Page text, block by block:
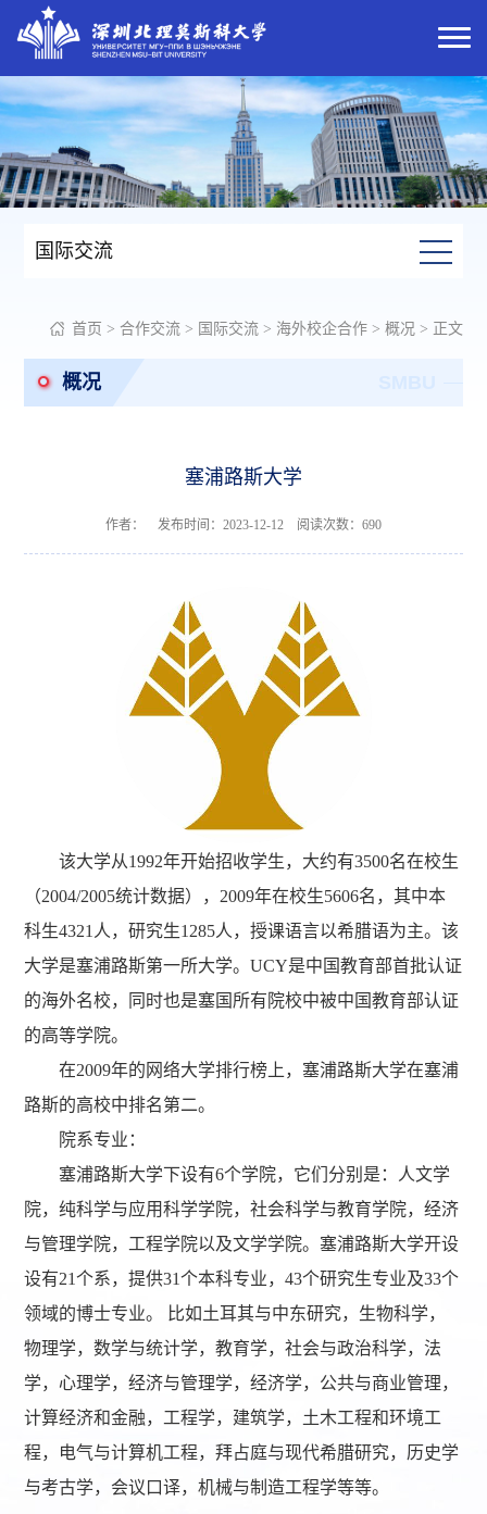
国际交流
首页 > 合作交流> 国际交流> 海外校企合作> 概况> 正文
概况
塞浦路斯大学
作者： 发布时间：2023-12-12 阅读次数： 690
该大学从1992年开始招收学生，大约有3500名在校生
（2004/2005统计数据），2009年在校生5606名，其中本
科生4321人，研究生1285人，授课语言以希腊语为主。该
大学是塞浦路斯第一所大学。UCY是中国教育部首批认证
的海外名校，同时也是塞国所有院校中被中国教育部认证
的高等学院。
在2009年的网络大学排行榜上，塞浦路斯大学在塞浦
路斯的高校中排名第二。
院系专业：
塞浦路斯大学下设有6个学院，它们分别是：人文学
院，纯科学与应用科学学院，社会科学与教育学院，经济
与管理学院，工程学院以及文学学院。塞浦路斯大学开设
设有21个系，提供31个本科专业，43个研究生专业及33个
领域的博士专业。 比如土耳其与中东研究，生物科学，
物理学，数学与统计学，教育学，社会与政治科学，法
学，心理学，经济与管理学，经济学，公共与商业管理，
计算经济和金融，工程学，建筑学，土木工程和环境工
程，电气与计算机工程，拜占庭与现代希腊研究，历史学
与考古学，会议口译，机械与制造工程学等等。